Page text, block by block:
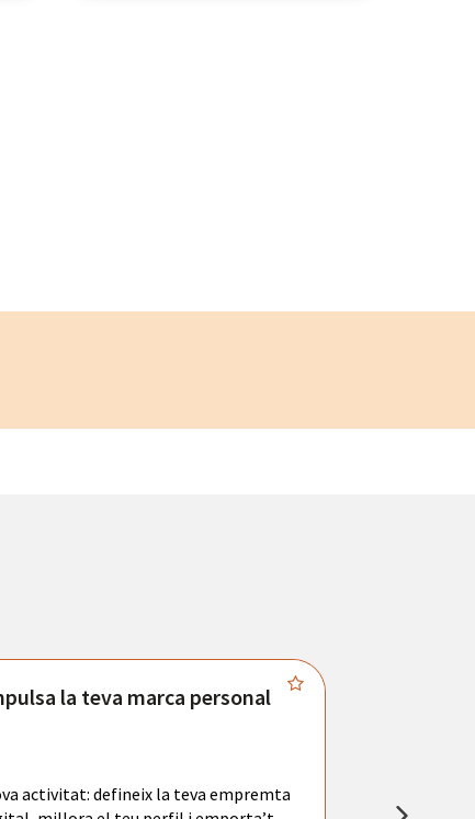
la teva marca personal
activitat: defineix la teva empremta